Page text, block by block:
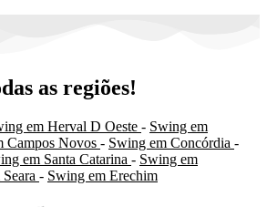
as regiões!
em Herval D Oeste - Swing em
Campos Novos - Swing em Concórdia -
em Santa Catarina - Swing em
- Swing em Erechim